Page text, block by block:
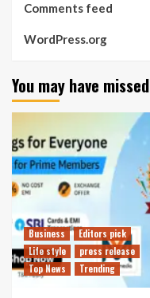
Comments feed
WordPress.org
You may have missed
Business
Editors pick
Life style
press release
Top News
Trending